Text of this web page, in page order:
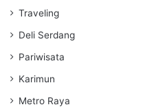
Traveling
Deli Serdang
Pariwisata
Karimun
Metro Raya